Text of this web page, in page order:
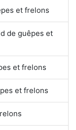
et frelons
de guêpes et
et frelons
et frelons